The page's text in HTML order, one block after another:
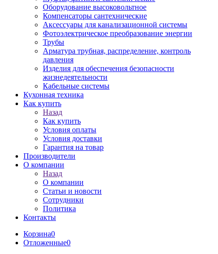
Оборудование высоковольтное
Компенсаторы сантехнические
Аксессуары для канализационной системы
Фотоэлектрическое преобразование энергии
Трубы
Арматура трубная, распределение, контроль
давления
Изделия для обеспечения безопасности
жизнедеятельности
Кабельные системы
Кухонная техника
Как купить
Назад
Как купить
Условия оплаты
Условия доставки
Гарантия на товар
Производители
О компании
Назад
О компании
Статьи и новости
Сотрудники
Политика
Контакты
Корзина0
Отложенные0